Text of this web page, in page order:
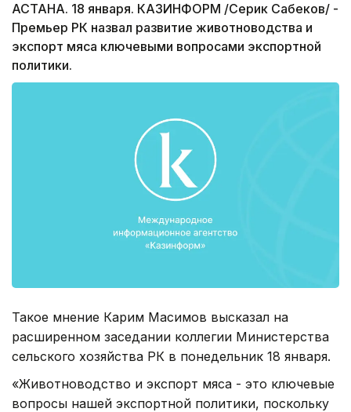
АСТАНА. 18 января. КАЗИНФОРМ /Серик Сабеков/ -
Премьер РК назвал развитие животноводства и
экспорт мяса ключевыми вопросами экспортной
политики.
Такое мнение Карим Масимов высказал на
расширенном заседании коллегии Министерства
сельского хозяйства РК в понедельник 18 января.
«Животноводство и экспорт мяса - это ключевые
вопросы нашей экспортной политики, поскольку